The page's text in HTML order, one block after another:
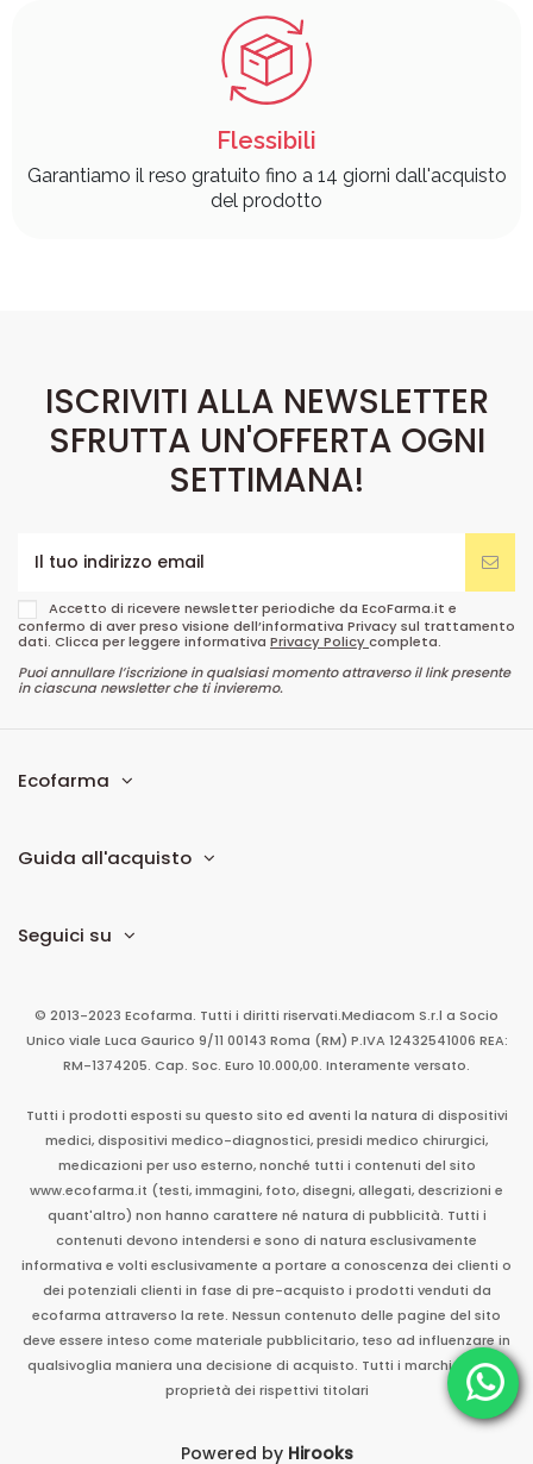
Flessibili
Garantiamo il reso gratuito fino a 14 giorni dall'acquisto
del prodotto
ISCRIVITI ALLA NEWSLETTER
SFRUTTA UN'OFFERTA OGNI
SETTIMANA!
Accetto di ricevere newsletter periodiche da EcoFarma.it e
confermo di aver preso visione dell’informativa Privacy sul trattamento
dati. Clicca per leggere informativa Privacy Policycompleta.
Puoi annullare l’iscrizione in qualsiasi momento attraverso il link presente
in ciascuna newsletter che ti invieremo.
Ecofarma
Guida all'acquisto
Seguici su
© 2013-2023 Ecofarma. Tutti i diritti riservati.Mediacom S.r.l a Socio
Unico viale Luca Gaurico 9/11 00143 Roma (RM) P.IVA 12432541006 REA:
RM-1374205. Cap. Soc. Euro 10.000,00. Interamente versato.
Tutti i prodotti esposti su questo sito ed aventi la natura di dispositivi
medici, dispositivi medico-diagnostici, presidi medico chirurgici,
medicazioni per uso esterno, nonché tutti i contenuti del sito
www.ecofarma.it (testi, immagini, foto, disegni, allegati, descrizioni e
quant'altro) non hanno carattere né natura di pubblicità. Tutti i
contenuti devono intendersi e sono di natura esclusivamente
informativa e volti esclusivamente a portare a conoscenza dei clienti o
dei potenziali clienti in fase di pre-acquisto i prodotti venduti da
ecofarma attraverso la rete. Nessun contenuto delle pagine del sito
deve essere inteso come materiale pubblicitario, teso ad influenzare in
qualsivoglia maniera una decisione di acquisto. Tutti i marchi sono di
proprietà dei rispettivi titolari
Powered by Hirooks